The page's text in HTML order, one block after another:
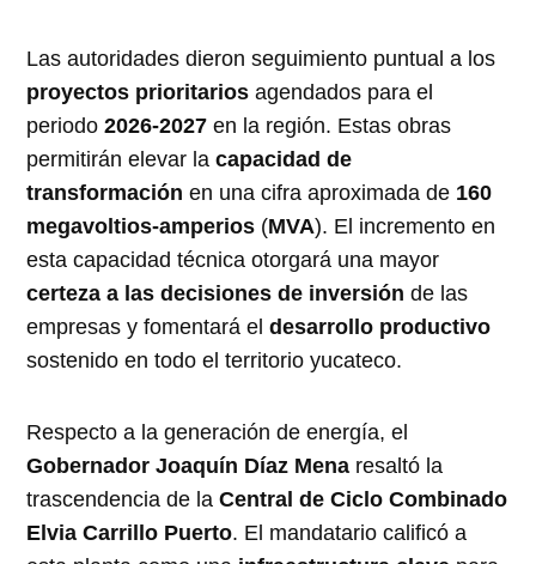
Las autoridades dieron seguimiento puntual a los
proyectos prioritarios agendados para el
periodo2026-2027 en la región. Estas obras
permitirán elevar lacapacidad de
transformación en una cifra aproximada de 160
megavoltios-amperios (MVA). El incremento en
esta capacidad técnica otorgará una mayor
certeza a las decisiones de inversión de las
empresas y fomentará eldesarrollo productivo
sostenido en todo el territorio yucateco.
Respecto a la generación de energía, el
Gobernador Joaquín Díaz Mena resaltó la
trascendencia de laCentral de Ciclo Combinado
Elvia Carrillo Puerto. El mandatario calificó a